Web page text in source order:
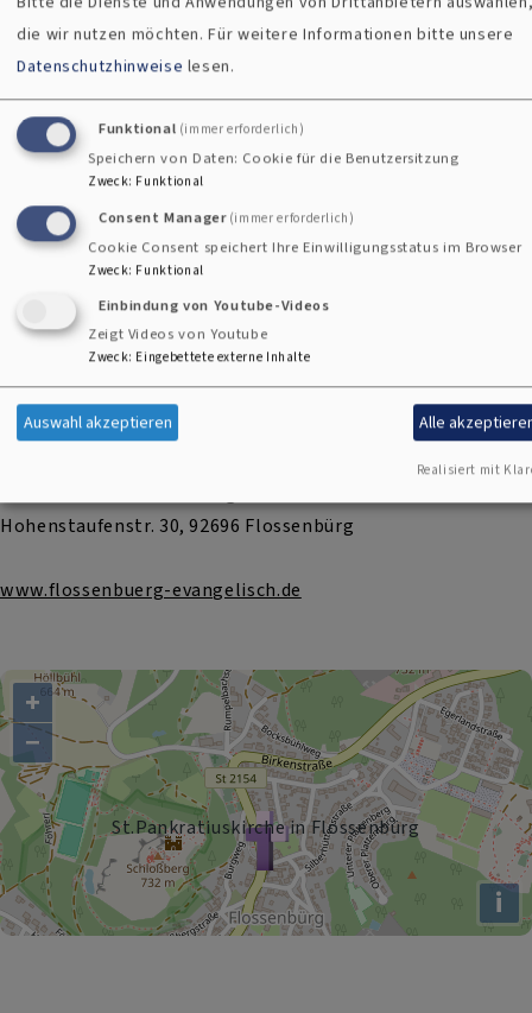
Hohenstaufenstr. 30, 92696 Flossenbürg
www.flossenbuerg-evangelisch.de
St.Pankratiuskirche in Flossenbürg
+
−
i
die wir nutzen möchten.Für weitere Informationen bitte unsere
Datenschutzhinweise lesen.
Funktional (immer erforderlich)
Speichern von Daten: Cookie für die Benutzersitzung
Zweck: Funktional
Consent Manager (immer erforderlich)
Cookie Consent speichert Ihre Einwilligungsstatus im Browser
Zweck: Funktional
Einbindung von Youtube-Videos
Zeigt Videos von Youtube
Zweck: Eingebettete externe Inhalte
Auswahl akzeptieren Alle
Realisiert mit